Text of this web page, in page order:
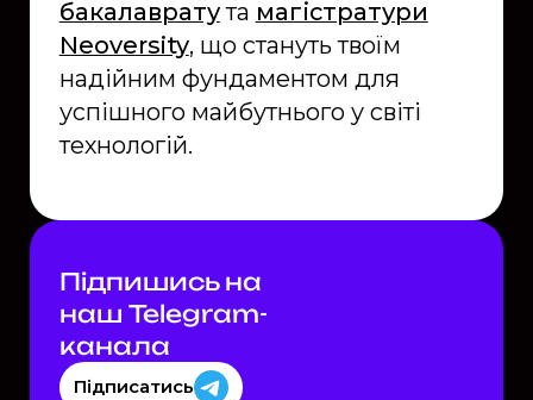
Підпишись на
наш Telegram-
каналa
Підписатись
бакалавратута магістратури
Neoversity, що стануть твоїм
надійним фундаментом для
успішного майбутнього у світі
технологій.